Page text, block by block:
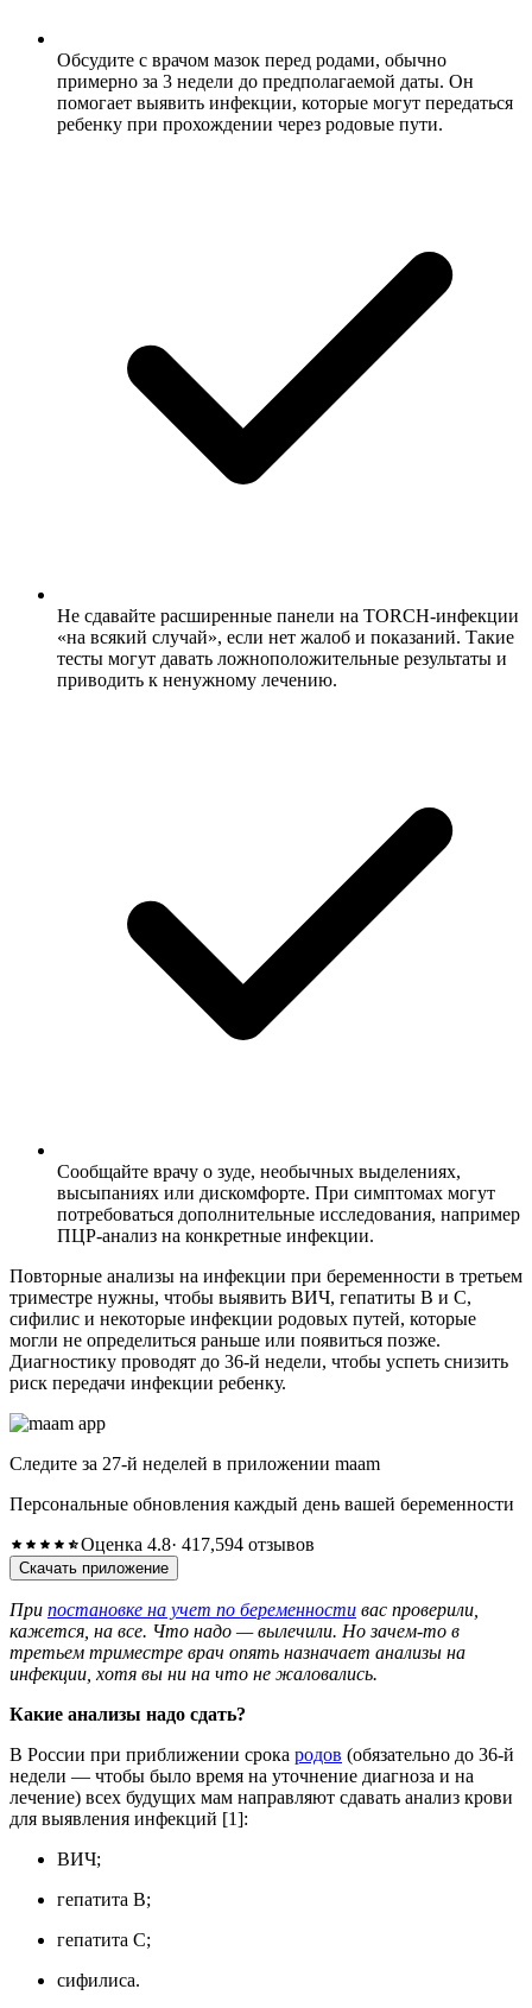
Обсудите с врачом мазок перед родами, обычно
примерно за 3 недели до предполагаемой даты. Он
помогает выявить инфекции, которые могут передаться
ребенку при прохождении через родовые пути.
Не сдавайте расширенные панели на TORCH-инфекции
«на всякий случай», если нет жалоб и показаний. Такие
тесты могут давать ложноположительные результаты и
приводить к ненужному лечению.
Сообщайте врачу о зуде, необычных выделениях,
высыпаниях или дискомфорте. При симптомах могут
потребоваться дополнительные исследования, например
ПЦР-анализ на конкретные инфекции.
Повторные анализы на инфекции при беременности в третьем
триместре нужны, чтобы выявить ВИЧ, гепатиты В и С,
сифилис и некоторые инфекции родовых путей, которые
могли не определиться раньше или появиться позже.
Диагностику проводят до 36-й недели, чтобы успеть снизить
риск передачи инфекции ребенку.
Следите за 27-й неделей в приложении maam
Персональные обновления каждый день вашей беременности
Оценка 4.8· 417,594 отзывов
Скачать приложение
При постановке на учет по беременности вас проверили,
кажется, на все. Что надо — вылечили. Но зачем-то в
третьем триместре врач опять назначает анализы на
инфекции, хотя вы ни на что не жаловались.
Какие анализы надо сдать?
В России при приближении срока родов (обязательно до 36-й
недели — чтобы было время на уточнение диагноза и на
лечение) всех будущих мам направляют сдавать анализ крови
для выявления инфекций [1]:
ВИЧ;
гепатита В;
гепатита С;
сифилиса.